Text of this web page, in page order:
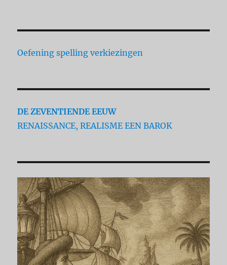
Oefening spelling verkiezingen
DE ZEVENTIENDE EEUW
RENAISSANCE, REALISME EEN BAROK